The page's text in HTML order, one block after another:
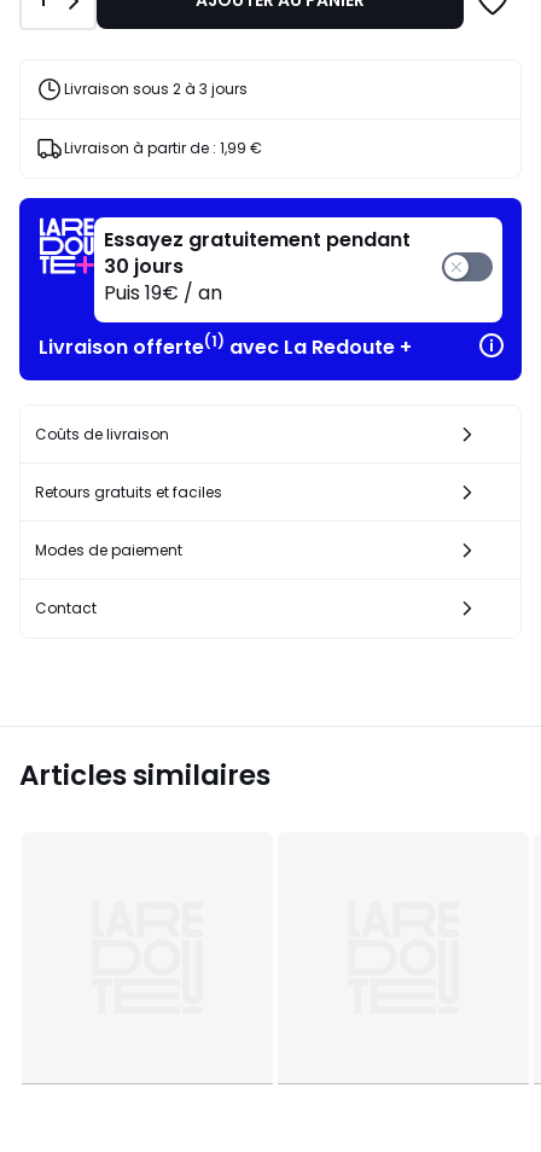
l’achat
articles
J'en
Livraison sous 2 à 3 jours
Livraison à partir de : 1,99 €
Essayez gratuitement pendant
30 jours
Puis 19€ / an
Livraison offerte(1) avec La Redoute +
Coûts de livraison
Retours gratuits et faciles
Modes de paiement
Contact
Articles similaires